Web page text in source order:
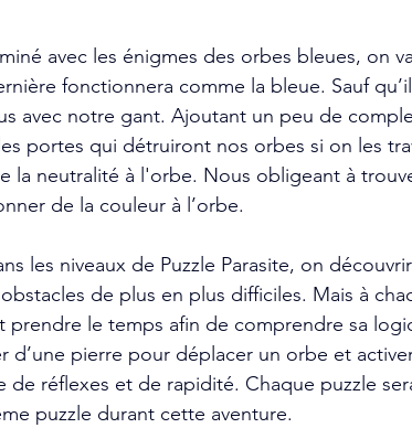
avec les énigmes des orbes bleues, on
fonctionnera comme la bleue. Sauf
avec notre gant. Ajoutant un peu de
portes qui détruiront nos orbes si on les
la neutralité à l'orbe. Nous obligeant à
de la couleur à l’orbe.
les niveaux de Puzzle Parasite, on
de plus en plus difficiles. Mais à
prendre le temps afin de comprendre sa
d’une pierre pour déplacer un orbe et
de réflexes et de rapidité. Chaque puzzle
puzzle durant cette aventure.